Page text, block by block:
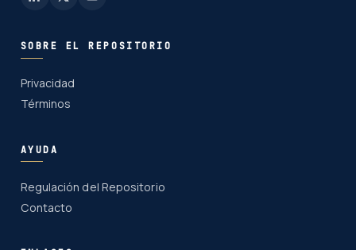
SOBRE EL REPOSITORIO
Privacidad
Términos
AYUDA
Regulación del Repositorio
Contacto